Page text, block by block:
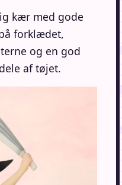
kær med gode
forklædet,
og en god
af tøjet.